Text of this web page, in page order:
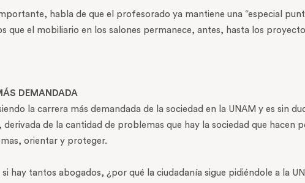
habla de que el profesorado ya mantiene una “especial
que el mobiliario en los salones permanece, antes, hasta los
DEMANDADA
la carrera más demandada de la sociedad en la UNAM y es sin
derivada de la cantidad de problemas que hay la sociedad que
orientar y proteger.
si hay tantos abogados, ¿por qué la ciudadanía sigue pidiéndole a la